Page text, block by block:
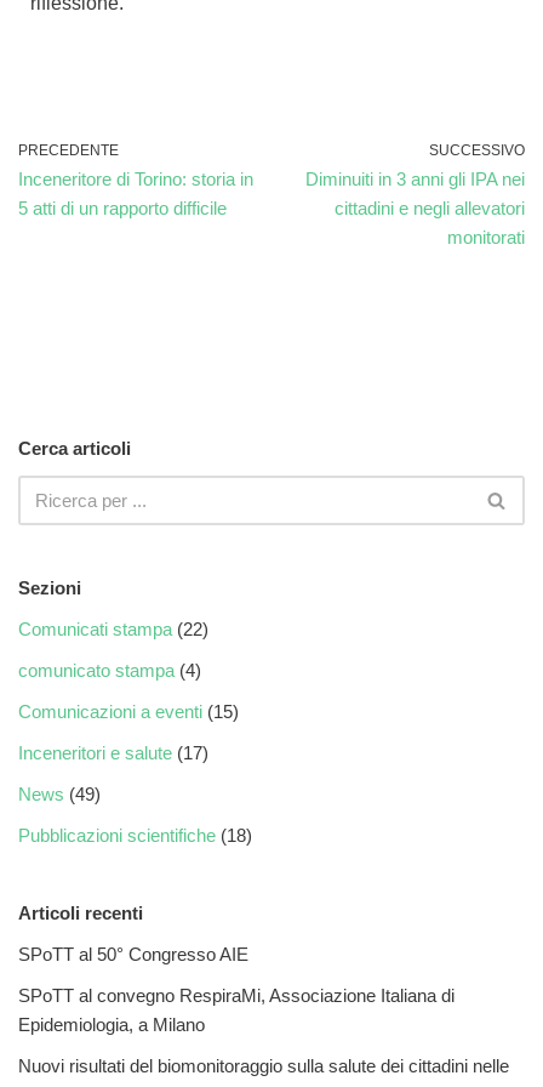
PRECEDENTE
Inceneritore di Torino: storia in
5 atti di un rapporto difficile
SUCCESSIVO
Diminuiti in 3 anni gli IPA nei
cittadini e negli allevatori
monitorati
Cerca articoli
Sezioni
Comunicati stampa (22)
comunicato stampa (4)
Comunicazioni a eventi (15)
Inceneritori e salute (17)
News (49)
Pubblicazioni scientifiche (18)
Articoli recenti
SPoTT al 50° Congresso AIE
SPoTT al convegno RespiraMi, Associazione Italiana di
Epidemiologia, a Milano
Nuovi risultati del biomonitoraggio sulla salute dei cittadini nelle